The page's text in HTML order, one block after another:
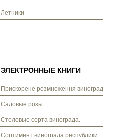
Летники
ЭЛЕКТРОННЫЕ КНИГИ
Прискорене розмноження винограду.
Садовые розы.
Столовые сорта винограда.
Сортимент винограда республики